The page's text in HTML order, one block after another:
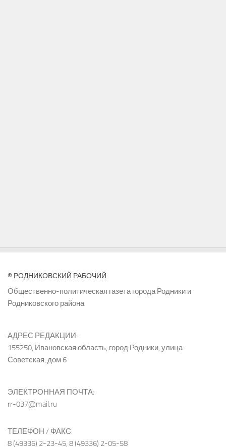
© РОДНИКОВСКИЙ РАБОЧИЙ
Общественно-политическая газета города Родники и
Родниковского района
АДРЕС РЕДАКЦИИ:
155250, Ивановская область, город Родники, улица
Советская, дом 6
ЭЛЕКТРОННАЯ ПОЧТА:
rr-037@mail.ru
ТЕЛЕФОН / ФАКС:
8 (49336) 2-23-45, 8 (49336) 2-05-58